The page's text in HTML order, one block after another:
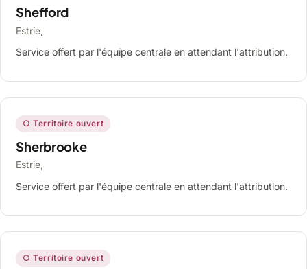
Shefford
Estrie,
Service offert par l'équipe centrale en attendant l'attribution.
○ Territoire ouvert
Sherbrooke
Estrie,
Service offert par l'équipe centrale en attendant l'attribution.
○ Territoire ouvert